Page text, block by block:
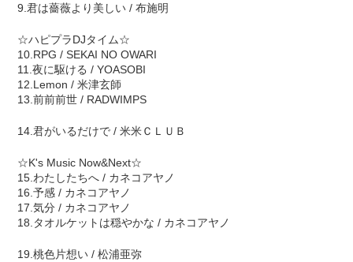
9.君は薔薇より美しい / 布施明
☆ハピプラDJタイム☆
10.RPG / SEKAI NO OWARI
11.夜に駆ける / YOASOBI
12.Lemon / 米津玄師
13.前前前世 / RADWIMPS
14.君がいるだけで / 米米ＣＬＵＢ
☆K's Music Now&Next☆
15.わたしたちへ / カネコアヤノ
16.予感 / カネコアヤノ
17.気分 / カネコアヤノ
18.タオルケットは穏やかな / カネコアヤノ
19.桃色片想い / 松浦亜弥